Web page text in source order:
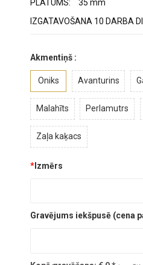
PLATUMS:
35 mm
IZGATAVOŠANA 10 DARBA
Akmentiņš :
Oniks Avanturins
Malahīts Perlamutrs
Zaļa kaķacs
* Izmērs
Gravējums iekšpusē (cena